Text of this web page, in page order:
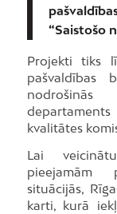
“Saistošo
Projekti tiks
pašvaldības
nodrošinās
kvalitātes
Lai
pieejamām
situācijās,
karti, kurā